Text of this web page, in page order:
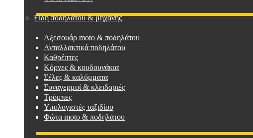
Είδη ποδηλάτου & μηχανής
Αξεσουάρ moto & ποδηλάτου
Ανταλλακτικά ποδηλάτου
Καθρέπτες
Κόρνες & κουδουνάκια
Σέλες & καλύμματα
Συναγερμοί & κλειδαριές
Τρόμπες
Υπολογιστές ταξιδίου
Φώτα moto & ποδηλάτου